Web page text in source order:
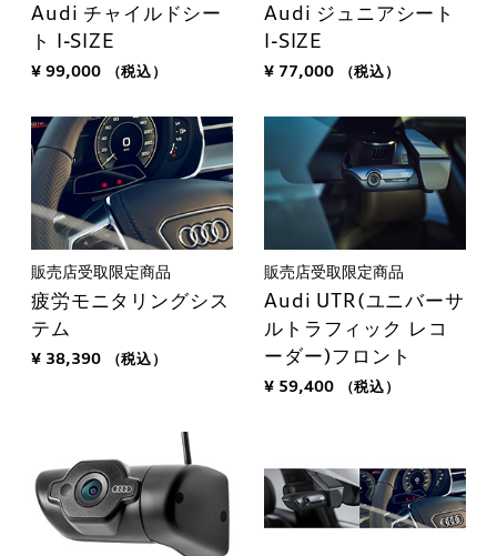
Audi チャイルドシー
ト I-SIZE
¥ 99,000 （税込）
Audi ジュニアシート
I-SIZE
¥ 77,000 （税込）
販売店受取限定商品
疲労モニタリングシス
テム
¥ 38,390 （税込）
販売店受取限定商品
Audi UTR(ユニバーサ
ルトラフィック レコ
ーダー)フロント
¥ 59,400 （税込）